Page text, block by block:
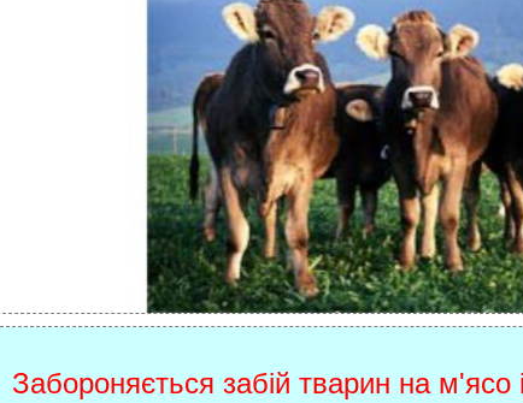
Забороняється забій тварин на